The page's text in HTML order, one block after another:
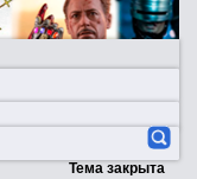
Тема закрыта